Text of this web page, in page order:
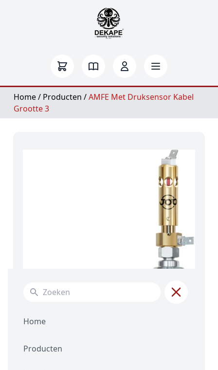
Search for:
Home
Producten
Home/ Producten /AMFE Met Druksensor Kabel
Grootte 3